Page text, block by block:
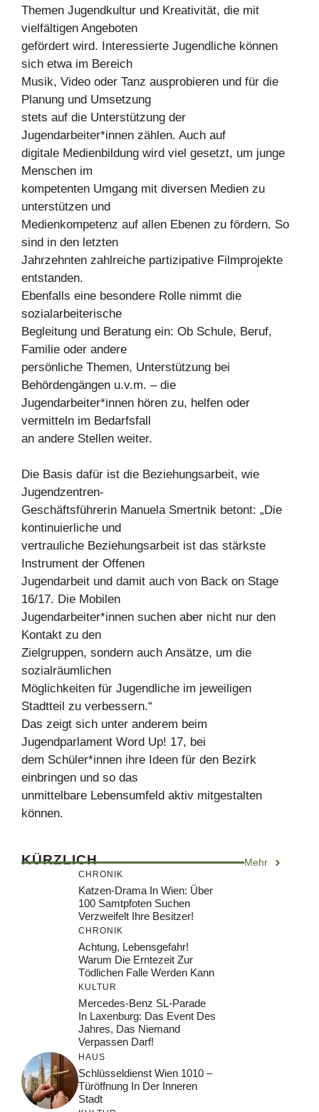
Themen Jugendkultur und Kreativität, die mit
vielfältigen Angeboten
gefördert wird. Interessierte Jugendliche können
sich etwa im Bereich
Musik, Video oder Tanz ausprobieren und für die
Planung und Umsetzung
stets auf die Unterstützung der
Jugendarbeiter*innen zählen. Auch auf
digitale Medienbildung wird viel gesetzt, um junge
Menschen im
kompetenten Umgang mit diversen Medien zu
unterstützen und
Medienkompetenz auf allen Ebenen zu fördern. So
sind in den letzten
Jahrzehnten zahlreiche partizipative Filmprojekte
entstanden.
Ebenfalls eine besondere Rolle nimmt die
sozialarbeiterische
Begleitung und Beratung ein: Ob Schule, Beruf,
Familie oder andere
persönliche Themen, Unterstützung bei
Behördengängen u.v.m. – die
Jugendarbeiter*innen hören zu, helfen oder
vermitteln im Bedarfsfall
an andere Stellen weiter.
Die Basis dafür ist die Beziehungsarbeit, wie
Jugendzentren-
Geschäftsführerin Manuela Smertnik betont: „Die
kontinuierliche und
vertrauliche Beziehungsarbeit ist das stärkste
Instrument der Offenen
Jugendarbeit und damit auch von Back on Stage
16/17. Die Mobilen
Jugendarbeiter*innen suchen aber nicht nur den
Kontakt zu den
Zielgruppen, sondern auch Ansätze, um die
sozialräumlichen
Möglichkeiten für Jugendliche im jeweiligen
Stadtteil zu verbessern.“
Das zeigt sich unter anderem beim
Jugendparlament Word Up! 17, bei
dem Schüler*innen ihre Ideen für den Bezirk
einbringen und so das
unmittelbare Lebensumfeld aktiv mitgestalten
können.
KÜRZLICH Mehr
CHRONIK
Katzen-Drama In Wien: Über
100 Samtpfoten Suchen
Verzweifelt Ihre Besitzer!
CHRONIK
Achtung, Lebensgefahr!
Warum Die Erntezeit Zur
Tödlichen Falle Werden Kann
KULTUR
Mercedes-Benz SL-Parade
In Laxenburg: Das Event Des
Jahres, Das Niemand
Verpassen Darf!
HAUS
Schlüsseldienst Wien 1010 –
Türöffnung In Der Inneren
Stadt